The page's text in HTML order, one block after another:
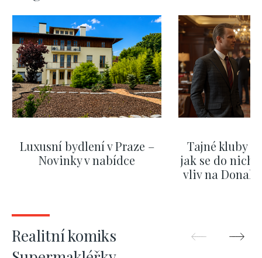
Luxusní bydlení v Praze –
Novinky v nabídce
Tajné kluby
jak se do nich
vliv na
Realitní komiks